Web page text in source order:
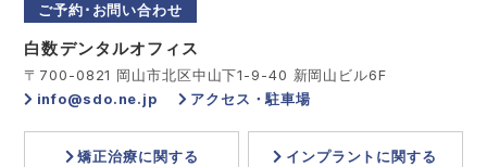
ご予約･お問い合わせ
白数デンタルオフィス
〒700-0821 岡山市北区中山下1-9-40 新岡山ビル6F
info@sdo.ne.jp
アクセス・駐車場
矯正治療に関する
インプラントに関する